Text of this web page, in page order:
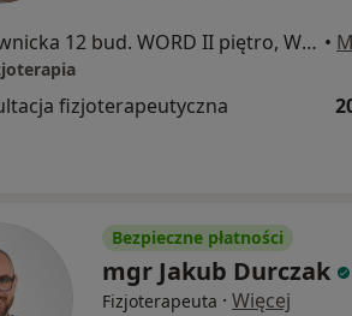
Łagiewnicka 12 bud. WORD II piętro, Wrocław •
fizjoterapeutyczna
Bezpieczne płatności
mgr Jakub Durczak
Fizjoterapeuta · Więcej